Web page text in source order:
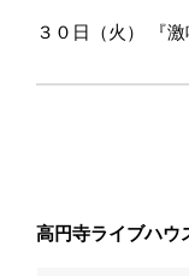
３０日（火） 『
高円寺ライブハ